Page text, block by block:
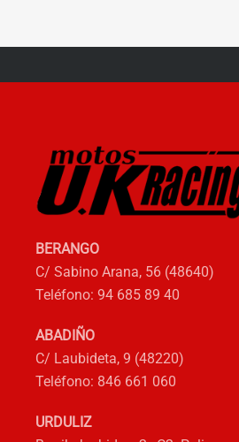
Las
en
la
página
BERANGO
C/ Sabino Arana, 56 (48640)
Teléfono: 94 685 89 40
ABADIÑO
C/ Laubideta, 9 (48220)
Teléfono: 846 661 060
URDULIZ